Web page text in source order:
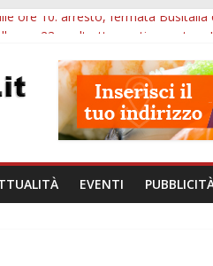
ore 10: arresto, fermata Busitalia
Veneto: 650mila euro per
Padova: più controlli su strade,
Veneto: 200 euro per
EVENTI